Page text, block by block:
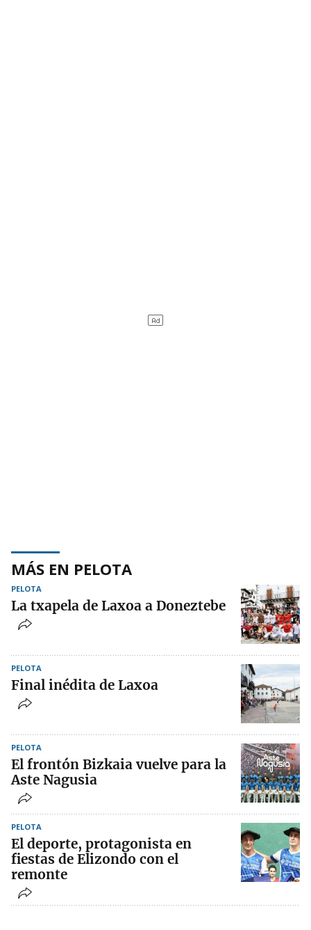
MÁS EN PELOTA
PELOTA
La txapela de Laxoa a Doneztebe
PELOTA
Final inédita de Laxoa
PELOTA
El frontón Bizkaia vuelve para la
Aste Nagusia
PELOTA
El deporte, protagonista en
fiestas de Elizondo con el
remonte